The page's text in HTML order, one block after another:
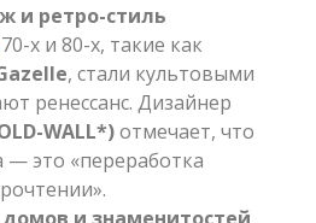
и ретро-стиль
70-х и 80-х, такие как
, стали культовыми
ренессанс. Дизайнер
WALL*)отмечает, что
это «переработка